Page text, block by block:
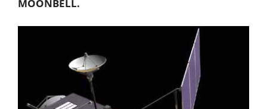
MOONBELL.